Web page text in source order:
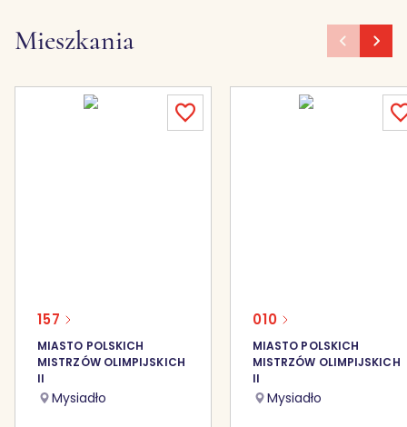
Mieszkania
157
MIASTO POLSKICH
MISTRZÓW OLIMPIJSKICH
II
Mysiadło
010
MIASTO POLSKICH
MISTRZÓW OLIMPIJSKICH
II
Mysiadło